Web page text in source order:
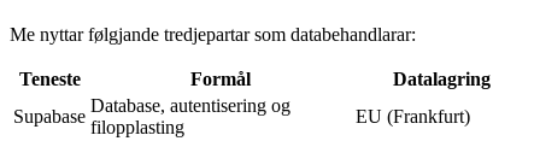
Me nyttar følgjande tredjepartar som databehandlarar:
Teneste Formål
Datalagring
Supabase
Database, autentisering og
filopplasting
EU (Frankfurt)